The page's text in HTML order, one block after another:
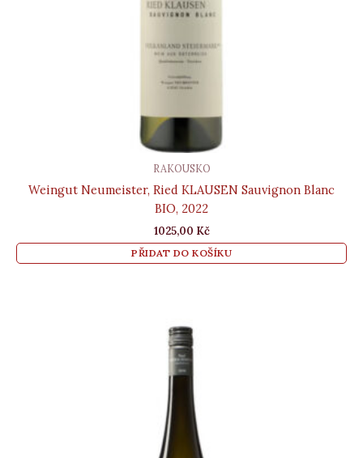
RAKOUSKO
Weingut Neumeister, Ried KLAUSEN Sauvignon Blanc
BIO, 2022
1025,00 Kč
PŘIDAT DO KOŠÍKU